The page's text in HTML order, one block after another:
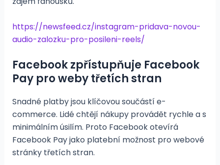
https://newsfeed.cz/instagram-pridava-novou-
audio-zalozku-pro-posileni-reels/
Facebook zpřístupňuje Facebook
Pay pro weby třetích stran
Snadné platby jsou klíčovou součástí e-
commerce. Lidé chtějí nákupy provádět rychle a s
minimálním úsilím. Proto Facebook otevírá
Facebook Pay jako platební možnost pro webové
stránky třetích stran.